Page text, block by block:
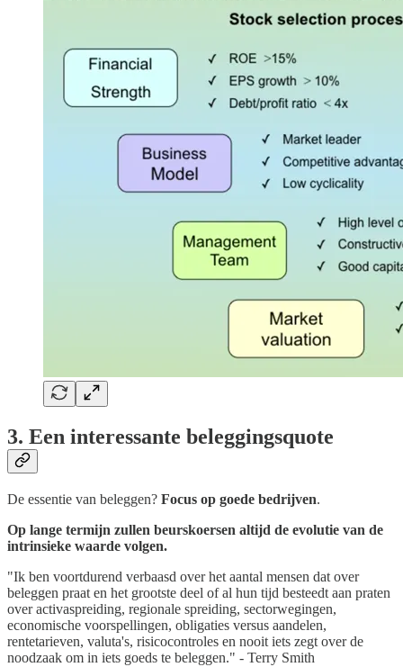
3. Een interessante beleggingsquote
De essentie van beleggen? Focus op goede bedrijven.
Op lange termijn zullen beurskoersen altijd de evolutie van de
intrinsieke waarde volgen.
"Ik ben voortdurend verbaasd over het aantal mensen dat over
beleggen praat en het grootste deel of al hun tijd besteedt aan praten
over activaspreiding, regionale spreiding, sectorwegingen,
economische voorspellingen, obligaties versus aandelen,
rentetarieven, valuta's, risicocontroles en nooit iets zegt over de
noodzaak om in iets goeds te beleggen." - Terry Smith